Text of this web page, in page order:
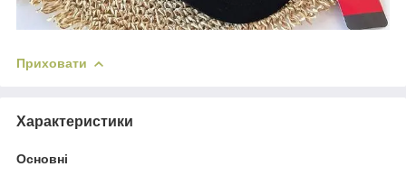
Приховати
Характеристики
Основні